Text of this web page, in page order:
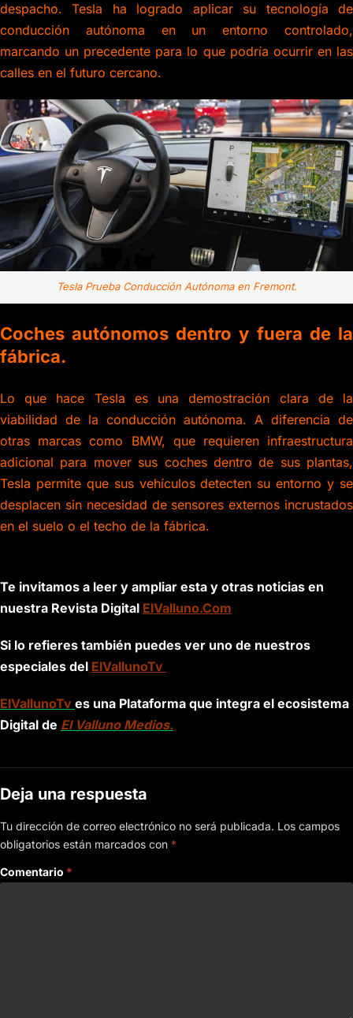
despacho. Tesla ha logrado aplicar su tecnología de
conducción autónoma en un entorno controlado,
marcando un precedente para lo que podría ocurrir en las
calles en el futuro cercano.
Tesla Prueba Conducción Autónoma en Fremont.
Coches autónomos dentro y fuera de la
fábrica.
Lo que hace Tesla es una demostración clara de la
viabilidad de la conducción autónoma. A diferencia de
otras marcas como BMW, que requieren infraestructura
adicional para mover sus coches dentro de sus plantas,
Tesla permite que sus vehículos detecten su entorno y se
desplacen sin necesidad de sensores externos incrustados
en el suelo o el techo de la fábrica.
Te invitamos a leer y ampliar esta y otras noticias en
nuestra Revista Digital ElValluno.Com
Si lo refieres también puedes ver uno de nuestros
especiales del ElVallunoTv
ElVallunoTv es una Plataforma que integra el ecosistema
Digital de El Valluno Medios.
Deja una respuesta
Tu dirección de correo electrónico no será publicada. Los campos
obligatorios están marcados con *
Comentario *